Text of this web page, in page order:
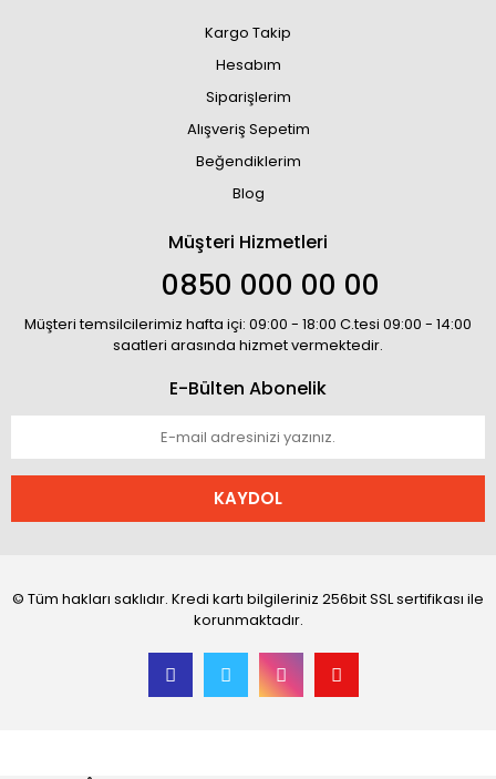
Kargo Takip
Hesabım
Siparişlerim
Alışveriş Sepetim
Beğendiklerim
Blog
Müşteri Hizmetleri
0850 000 00 00
Müşteri temsilcilerimiz hafta içi: 09:00 - 18:00 C.tesi 09:00 - 14:00
saatleri arasında hizmet vermektedir.
E-Bülten Abonelik
KAYDOL
© Tüm hakları saklıdır. Kredi kartı bilgileriniz 256bit SSL sertifikası ile
korunmaktadır.